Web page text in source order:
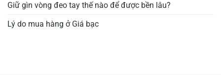
Giữ gìn vòng đeo tay thế nào để được bền lâu?
Lý do mua hàng ở Giá bạc